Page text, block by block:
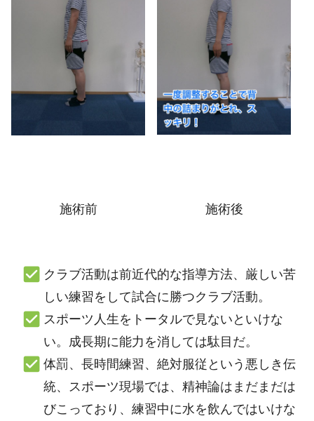
施術前 施術後
クラブ活動は前近代的な指導方法、厳しい苦
しい練習をして試合に勝つクラブ活動。
スポーツ人生をトータルで見ないといけな
い。成長期に能力を消しては駄目だ。
体罰、長時間練習、絶対服従という悪しき伝
統、スポーツ現場では、精神論はまだまだは
びこっており、練習中に水を飲んではいけな